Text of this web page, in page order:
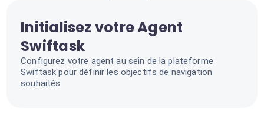
Initialisez votre Agent
Swiftask
Configurez votre agent au sein de la plateforme
Swiftask pour définir les objectifs de navigation
souhaités.